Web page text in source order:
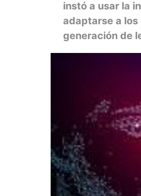
instó a usar la
adaptarse a
generación de